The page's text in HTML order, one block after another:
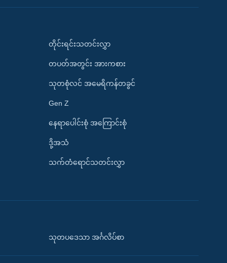
တိုင်းရင်းသတင်းလွှာ
တပတ်အတွင်း အားကစား
သုတစုံလင် အမေရိကန်တခွင်
Gen Z
နေရာပေါင်းစုံ အကြောင်းစုံ
ဒို့အသံ
သက်တံရောင်သတင်းလွှာ
သုတပဒေသာ အင်္ဂလိပ်စာ